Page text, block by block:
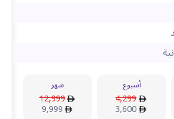
أسبوع
4,299
3,600
شهر
12,999
9,999